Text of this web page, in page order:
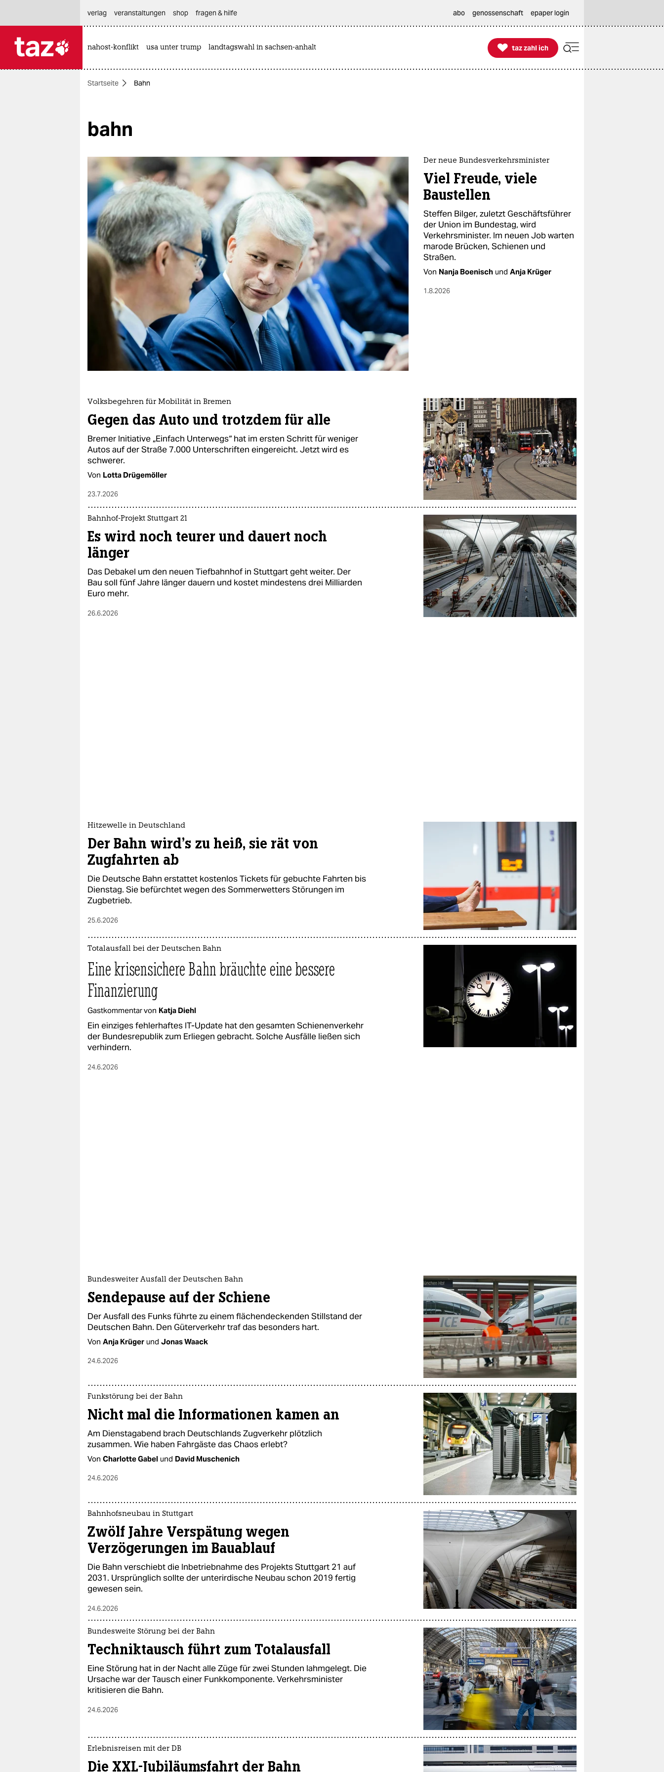
themen
öko
gesellschaft
kultur
sport
berlin
nord
wahrheit
verlag
veranstaltungen
fragen & hilfe
abo
genossenschaft
epaper login
verlag
veranstaltungen shop fragen & hilfe abo genossenschaft epaper login
nahost-konflikt usa unter trump landtagswahl in sachsen-anhalt 
taz zahl ich
taz zahl ich
Startseite Bahn
bahn
Der neue Bundesverkehrsminister
Viel Freude, viele
Baustellen
Steffen Bilger, zuletzt Geschäftsführer
der Union im Bundestag, wird
Verkehrsminister. Im neuen Job warten
marode Brücken, Schienen und
Straßen.
Von Nanja Boenisch und Anja Krüger
1.8.2026
Volksbegehren für Mobilität in Bremen
Gegen das Auto und trotzdem für alle
Bremer Initiative „Einfach Unterwegs“ hat im ersten Schritt für weniger
Autos auf der Straße 7.000 Unterschriften eingereicht. Jetzt wird es
schwerer.
Von Lotta Drügemöller
23.7.2026
Bahnhof-Projekt Stuttgart 21
Es wird noch teurer und dauert noch
länger
Das Debakel um den neuen Tiefbahnhof in Stuttgart geht weiter. Der
Bau soll fünf Jahre länger dauern und kostet mindestens drei Milliarden
Euro mehr.
26.6.2026
Hitzewelle in Deutschland
Der Bahn wird's zu heiß, sie rät von
Zugfahrten ab
Die Deutsche Bahn erstattet kostenlos Tickets für gebuchte Fahrten bis
Dienstag. Sie befürchtet wegen des Sommerwetters Störungen im
Zugbetrieb.
25.6.2026
Totalausfall bei der Deutschen Bahn
Eine krisensichere Bahn bräuchte eine bessere
Finanzierung
Gastkommentar von Katja Diehl
Ein einziges fehlerhaftes IT-Update hat den gesamten Schienenverkehr
der Bundesrepublik zum Erliegen gebracht. Solche Ausfälle ließen sich
verhindern.
24.6.2026
Bundesweiter Ausfall der Deutschen Bahn
Sendepause auf der Schiene
Der Ausfall des Funks führte zu einem flächendeckenden Stillstand der
Deutschen Bahn. Den Güterverkehr traf das besonders hart.
Von Anja Krüger und Jonas Waack
24.6.2026
Funkstörung bei der Bahn
Nicht mal die Informationen kamen an
Am Dienstagabend brach Deutschlands Zugverkehr plötzlich
zusammen. Wie haben Fahrgäste das Chaos erlebt?
Von Charlotte Gabel und David Muschenich
24.6.2026
Bahnhofsneubau in Stuttgart
Zwölf Jahre Verspätung wegen
Verzögerungen im Bauablauf
Die Bahn verschiebt die Inbetriebnahme des Projekts Stuttgart 21 auf
2031. Ursprünglich sollte der unterirdische Neubau schon 2019 fertig
gewesen sein.
24.6.2026
Bundesweite Störung bei der Bahn
Techniktausch führt zum Totalausfall
Eine Störung hat in der Nacht alle Züge für zwei Stunden lahmgelegt. Die
Ursache war der Tausch einer Funkkomponente. Verkehrsminister
kritisieren die Bahn.
24.6.2026
Erlebnisreisen mit der DB
Die XXL-Jubiläumsfahrt der Bahn